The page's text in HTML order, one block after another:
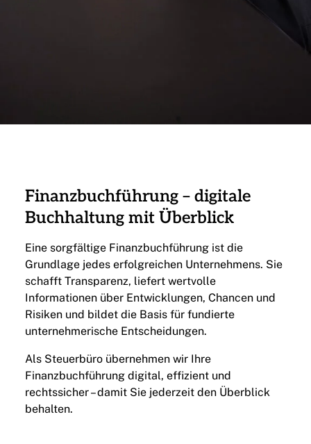
Finanzbuchführung – digitale
Buchhaltung mit Überblick
Eine sorgfältige Finanzbuchführung ist die
Grundlage jedes erfolgreichen Unternehmens. Sie
schafft Transparenz, liefert wertvolle
Informationen über Entwicklungen, Chancen und
Risiken und bildet die Basis für fundierte
unternehmerische Entscheidungen.
Als Steuerbüro übernehmen wir Ihre
Finanzbuchführung digital, effizient und
rechtssicher – damit Sie jederzeit den Überblick
behalten.